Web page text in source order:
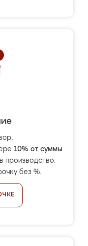
10% от суммы
производство.
без %.